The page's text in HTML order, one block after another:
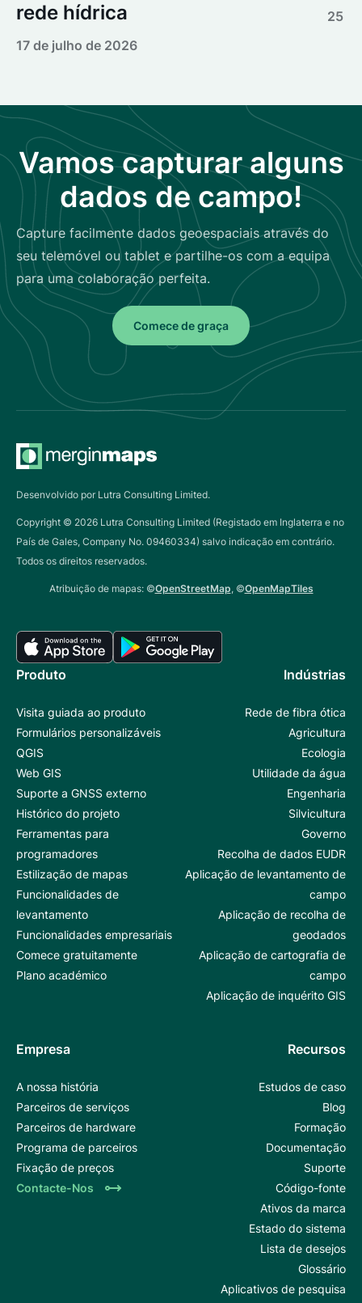
rede hídrica
17 de julho de 2026
25
Vamos capturar alguns
dados de campo!
Capture facilmente dados geoespaciais através do
seu telemóvel ou tablet e partilhe-os com a equipa
para uma colaboração perfeita.
Comece de graça
Desenvolvido por Lutra Consulting Limited.
Copyright © 2026 Lutra Consulting Limited (Registado em Inglaterra e no
País de Gales, Company No. 09460334) salvo indicação em contrário.
Todos os direitos reservados.
Atribuição de mapas: ©OpenStreetMap, ©OpenMapTiles
Produto
Visita guiada ao produto
Formulários personalizáveis
QGIS
Web GIS
Suporte a GNSS externo
Histórico do projeto
Ferramentas para
programadores
Estilização de mapas
Funcionalidades de
levantamento
Funcionalidades empresariais
Comece gratuitamente
Plano académico
Indústrias
Rede de fibra ótica
Agricultura
Ecologia
Utilidade da água
Engenharia
Silvicultura
Governo
Recolha de dados EUDR
Aplicação de levantamento de
campo
Aplicação de recolha de
geodados
Aplicação de cartografia de
campo
Aplicação de inquérito GIS
Empresa
A nossa história
Parceiros de serviços
Parceiros de hardware
Programa de parceiros
Fixação de preços
Contacte-Nos
Recursos
Estudos de caso
Blog
Formação
Documentação
Suporte
Código-fonte
Ativos da marca
Estado do sistema
Lista de desejos
Glossário
Aplicativos de pesquisa